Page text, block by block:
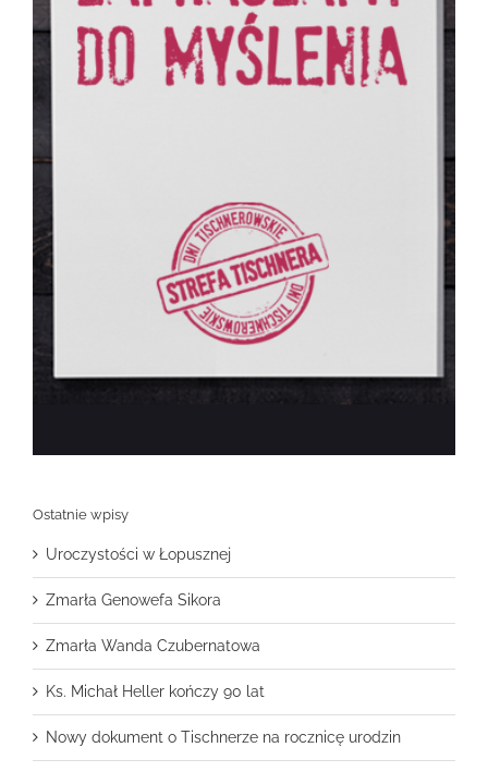
Ostatnie wpisy
Uroczystości w Łopusznej
Zmarła Genowefa Sikora
Zmarła Wanda Czubernatowa
Ks. Michał Heller kończy 90 lat
Nowy dokument o Tischnerze na rocznicę urodzin